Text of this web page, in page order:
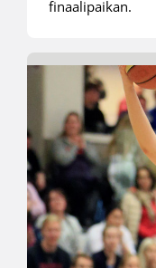
finaalipaikan.